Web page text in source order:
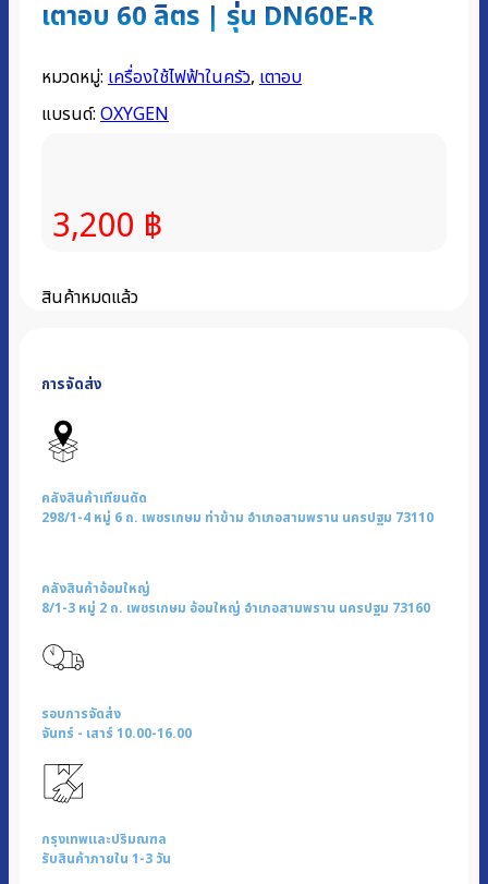
เตาอบ 60 ลิตร | รุ่น DN60E-R
หมวดหมู่: เครื่องใช้ไฟฟ้าในครัว, เตาอบ
แบรนด์: OXYGEN
3,200 ฿
สินค้าหมดแล้ว
การจัดส่ง
คลังสินค้าเทียนดัด
298/1-4 หมู่ 6 ถ. เพชรเกษม ท่าข้าม อำเภอสามพราน นครปฐม 73110
คลังสินค้าอ้อมใหญ่
8/1-3 หมู่ 2 ถ. เพชรเกษม อ้อมใหญ่ อำเภอสามพราน นครปฐม 73160
รอบการจัดส่ง
จันทร์ - เสาร์ 10.00-16.00
กรุงเทพและปริมณฑล
รับสินค้าภายใน 1-3 วัน